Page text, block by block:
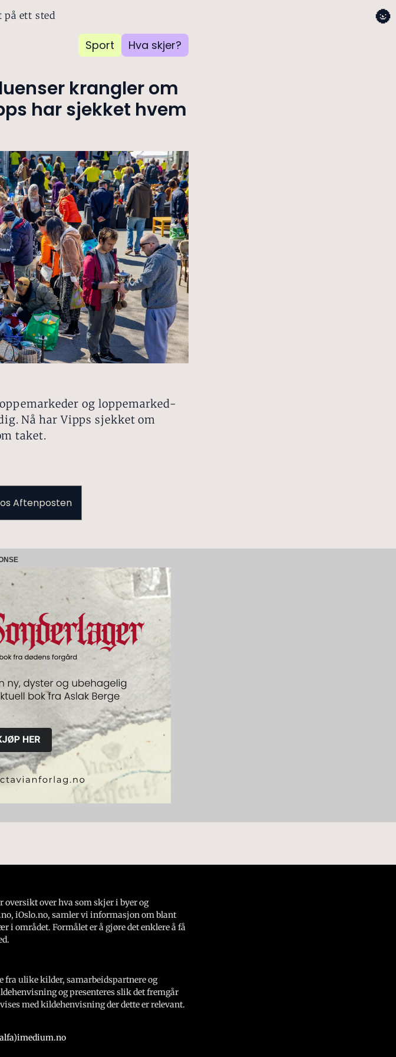
på ett sted
Sport Hva skjer?
🌚
krangler om
har sjekket hvem
og loppemarked-
Nå har Vipps sjekket om
taket.
Aftenposten
over hva som skjer i byer og
iOslo.no, samler vi informasjon om blant
i området. Formålet er å gjøre det enklere å få
fra ulike kilder, samarbeidspartnere og
og presenteres slik det fremgår
med kildehenvisning der dette er relevant.